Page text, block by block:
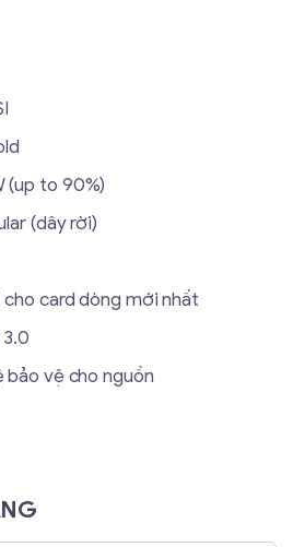
(up to 90%)
(dây rời)
cho card dòng mới nhất
vệ cho nguồn